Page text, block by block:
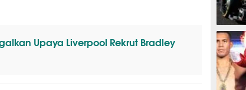
Upaya Liverpool Rekrut Bradley
F1